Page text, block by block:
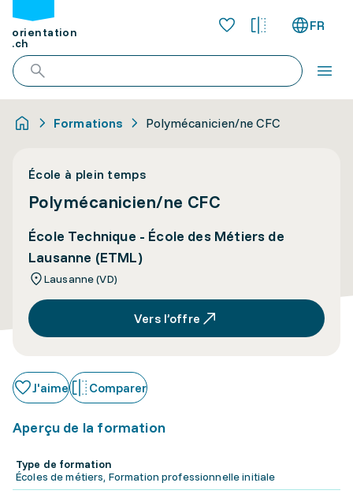
orientation
.ch
FR
Formations Polymécanicien/ne CFC
École à plein temps
Polymécanicien/ne CFC
École Technique - École des Métiers de
Lausanne (ETML)
Lausanne (VD)
Vers l’offre
J'aime Comparer
Aperçu de la formation
Type de formation
Écoles de métiers, Formation professionnelle initiale